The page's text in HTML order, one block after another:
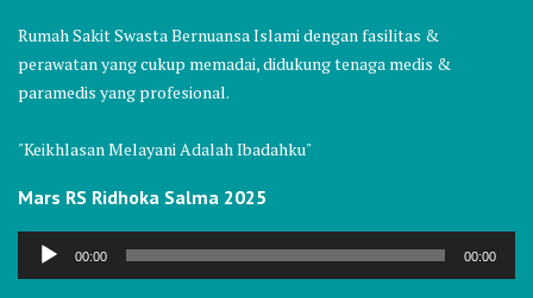
Rumah Sakit Swasta Bernuansa Islami dengan fasilitas &
perawatan yang cukup memadai, didukung tenaga medis &
paramedis yang profesional.
"Keikhlasan Melayani Adalah Ibadahku"
Mars RS Ridhoka Salma 2025
Audio
00:00 00:00